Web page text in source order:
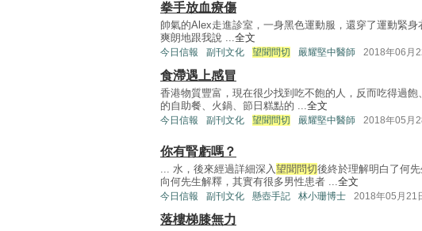
拳手放血療傷
帥氣的Alex走進診室，一身黑色運動服，還穿了運動緊
爽朗地跟我說 ...全文
今日信報 副刊文化 望聞問切 嚴耀堅中醫師 2018年06月
食滯遇上感冒
香港物質豐富，現在很少找到吃不飽的人，反而吃得過
的自助餐、火鍋、節日糕點的 ...全文
今日信報 副刊文化 望聞問切 嚴耀堅中醫師 2018年05月
你有腎虧嗎？
... 水，後來經過詳細深入望聞問切後終於理解明白了何
向何先生解釋，其實有很多男性患者 ...全文
今日信報 副刊文化 懸壺手記 林小珊博士 2018年05月21
落樓梯膝無力